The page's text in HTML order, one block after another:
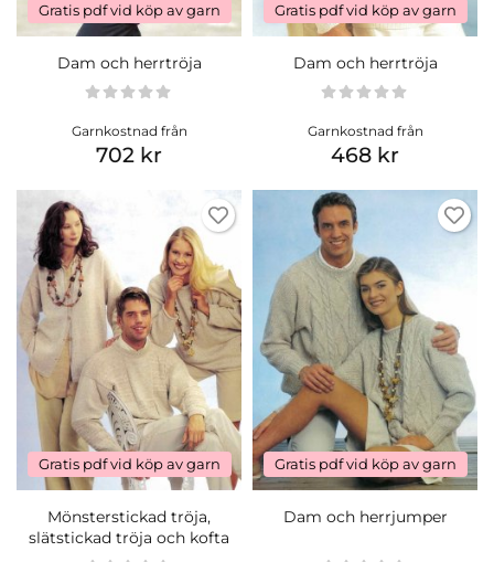
Gratis pdf vid köp av garn
Dam och herrtröja
Garnkostnad från
702 kr
Gratis pdf vid köp av garn
Dam och herrtröja
Garnkostnad från
468 kr
Gratis pdf vid köp av garn
Mönsterstickad tröja,
slätstickad tröja och kofta
Gratis pdf vid köp av garn
Dam och herrjumper